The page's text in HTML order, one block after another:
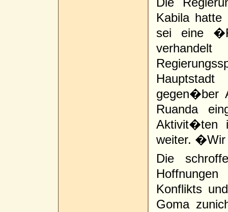
Kabila hatte
sei eine
gegen�ber
Ruanda
Aktivit�ten
weiter. �Wir
Die
Konflikts
Goma